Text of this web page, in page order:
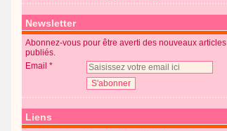
Newsletter
Abonnez-vous pour être averti des nouveaux articles
publiés.
Email
Liens